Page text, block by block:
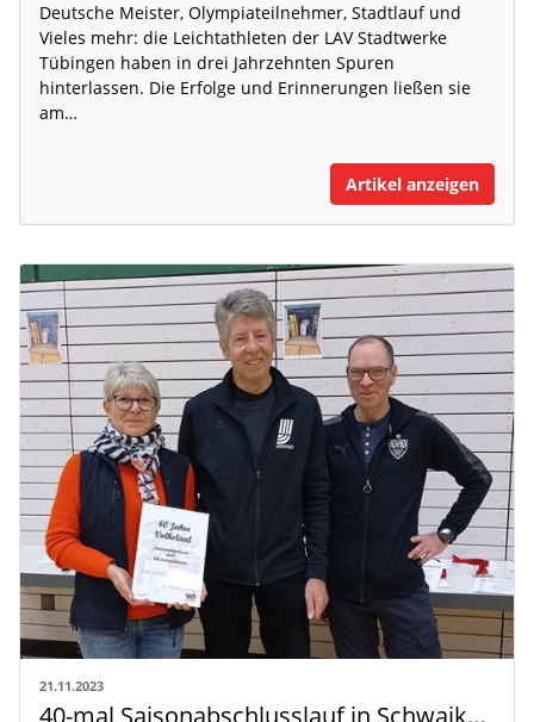
Deutsche Meister, Olympiateilnehmer, Stadtlauf und
Vieles mehr: die Leichtathleten der LAV Stadtwerke
Tübingen haben in drei Jahrzehnten Spuren
hinterlassen. Die Erfolge und Erinnerungen ließen sie
am…
Artikel anzeigen
21.11.2023